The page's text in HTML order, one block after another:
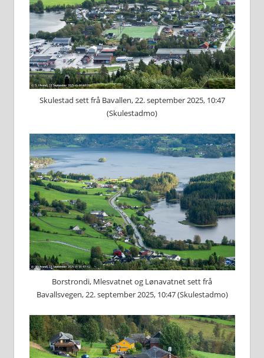
Skulestad sett frå Bavallen, 22. september 2025, 10:47
(Skulestadmo)
Borstrondi, Mlesvatnet og Lønavatnet sett frå
Bavallsvegen, 22. september 2025, 10:47 (Skulestadmo)